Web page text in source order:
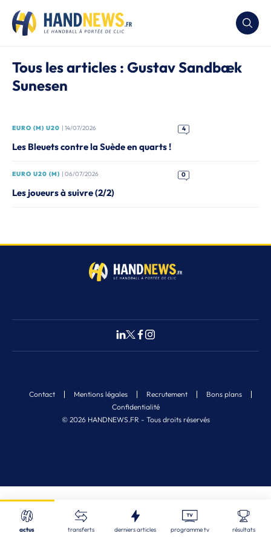
Recherche
Tous les articles : Gustav Sandbæk
Sunesen
EURO (M) U20 | 14/07/2026 4
Les Bleuets contre la Suède en quarts !
EURO U20 (M) | 06/07/2026 0
Les joueurs à suivre (2/2)
© 2026 HANDNEWS.FR - Tous droits réservés
Contact Mentions légales Recrutement
Bons plans
Confidentialité
actus transferts derniers articles programme tv résultats
Nos derniers articles
ALL | 08/08/2026